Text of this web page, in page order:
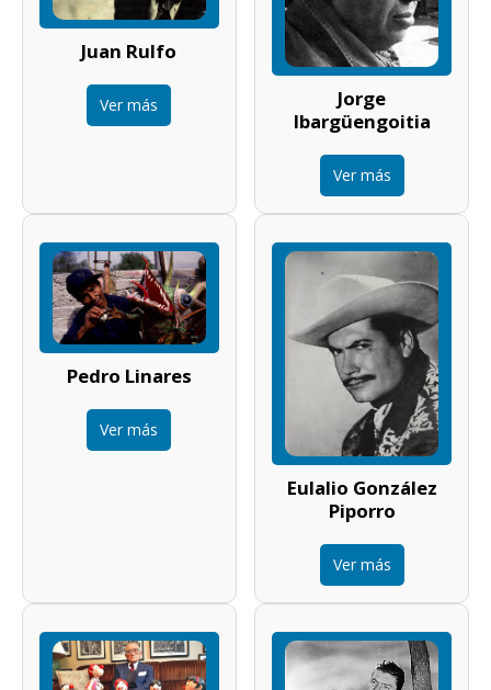
Juan Rulfo
Ver más
Jorge
Ibargüengoitia
Ver más
Pedro Linares
Ver más
Eulalio González
Piporro
Ver más